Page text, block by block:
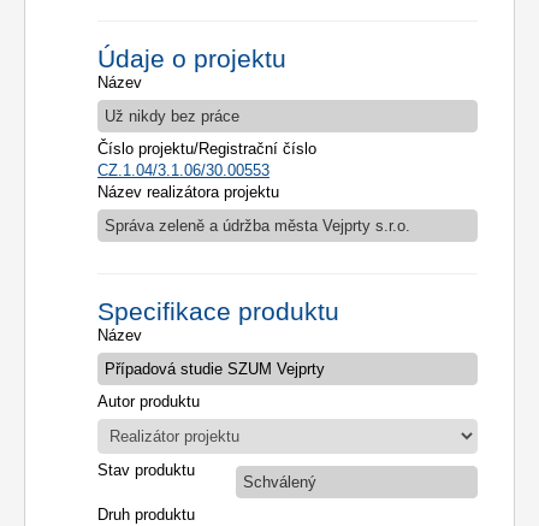
Údaje o projektu
Název
Už nikdy bez práce
Číslo projektu/Registrační číslo
CZ.1.04/3.1.06/30.00553
Název realizátora projektu
Správa zeleně a údržba města Vejprty s.r.o.
Specifikace produktu
Název
Autor produktu
Stav produktu
Schválený
Druh produktu